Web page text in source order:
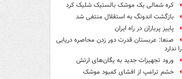
کره شمالی یک موشک بالستیک شلیک کرد
بازگشت اندونگ به استقلال منتفی شد
پاییز پرباران در راه ایران
صنعا: عربستان قدرت دور زدن محاصره دریایی
را ندارد
ورود تجهیزات جدید به یگان‌های ارتش
خشم ترامپ از افشای کمبود موشک